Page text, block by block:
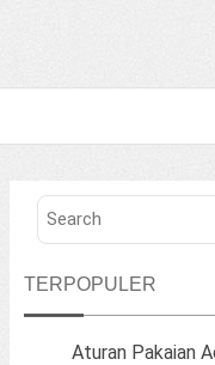
TERPOPULER
Aturan Pakaian